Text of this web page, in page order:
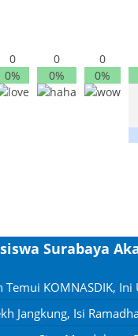
0
0%
0
0%
0
0%
Surabaya
Temui KOMNASDIK,
Jangkung, Isi